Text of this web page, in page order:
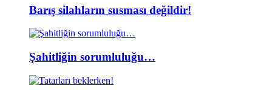
Barış silahların susması değildir!
Şahitliğin sorumluluğu…